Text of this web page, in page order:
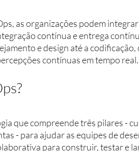
as organizações podem
contínua e entrega
e design até a
contínuas em tempo real.
que compreende três pilares -
- para ajudar as equipes de
para construir, testar e